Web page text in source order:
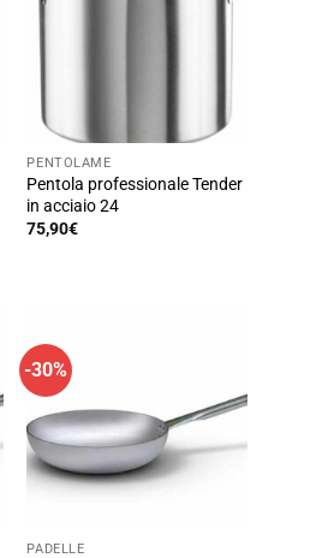
PENTOLAME
Pentola professionale Tender
in acciaio 24
75,90€
-30%
PADELLE